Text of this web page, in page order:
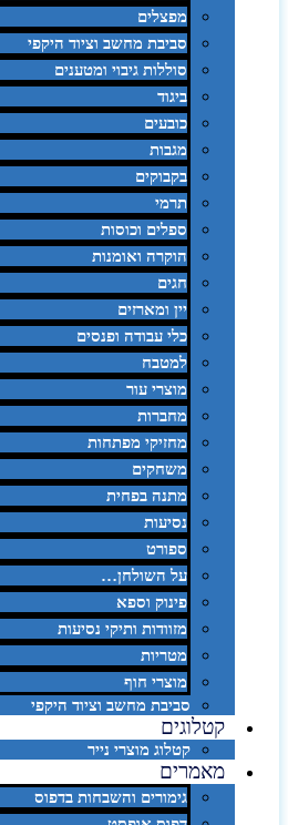
מפצלים
סביבת מחשב וציוד היקפי
סוללות גיבוי ומטענים
ביגוד
כובעים
מגבות
בקבוקים
תרמי
ספלים וכוסות
הוקרה ואומנות
חגים
יין ומארזים
כלי עבודה ופנסים
למטבח
מוצרי עור
מחברות
מחזיקי מפתחות
משחקים
מתנה בפחית
נסיעות
ספורט
על השולחן…
פינוק וספא
מזוודות ותיקי נסיעות
מטריות
מוצרי חוף
סביבת מחשב וציוד היקפי
קטלוגים
קטלוג מוצרי נייר
מאמרים
גימורים והשבחות בדפוס